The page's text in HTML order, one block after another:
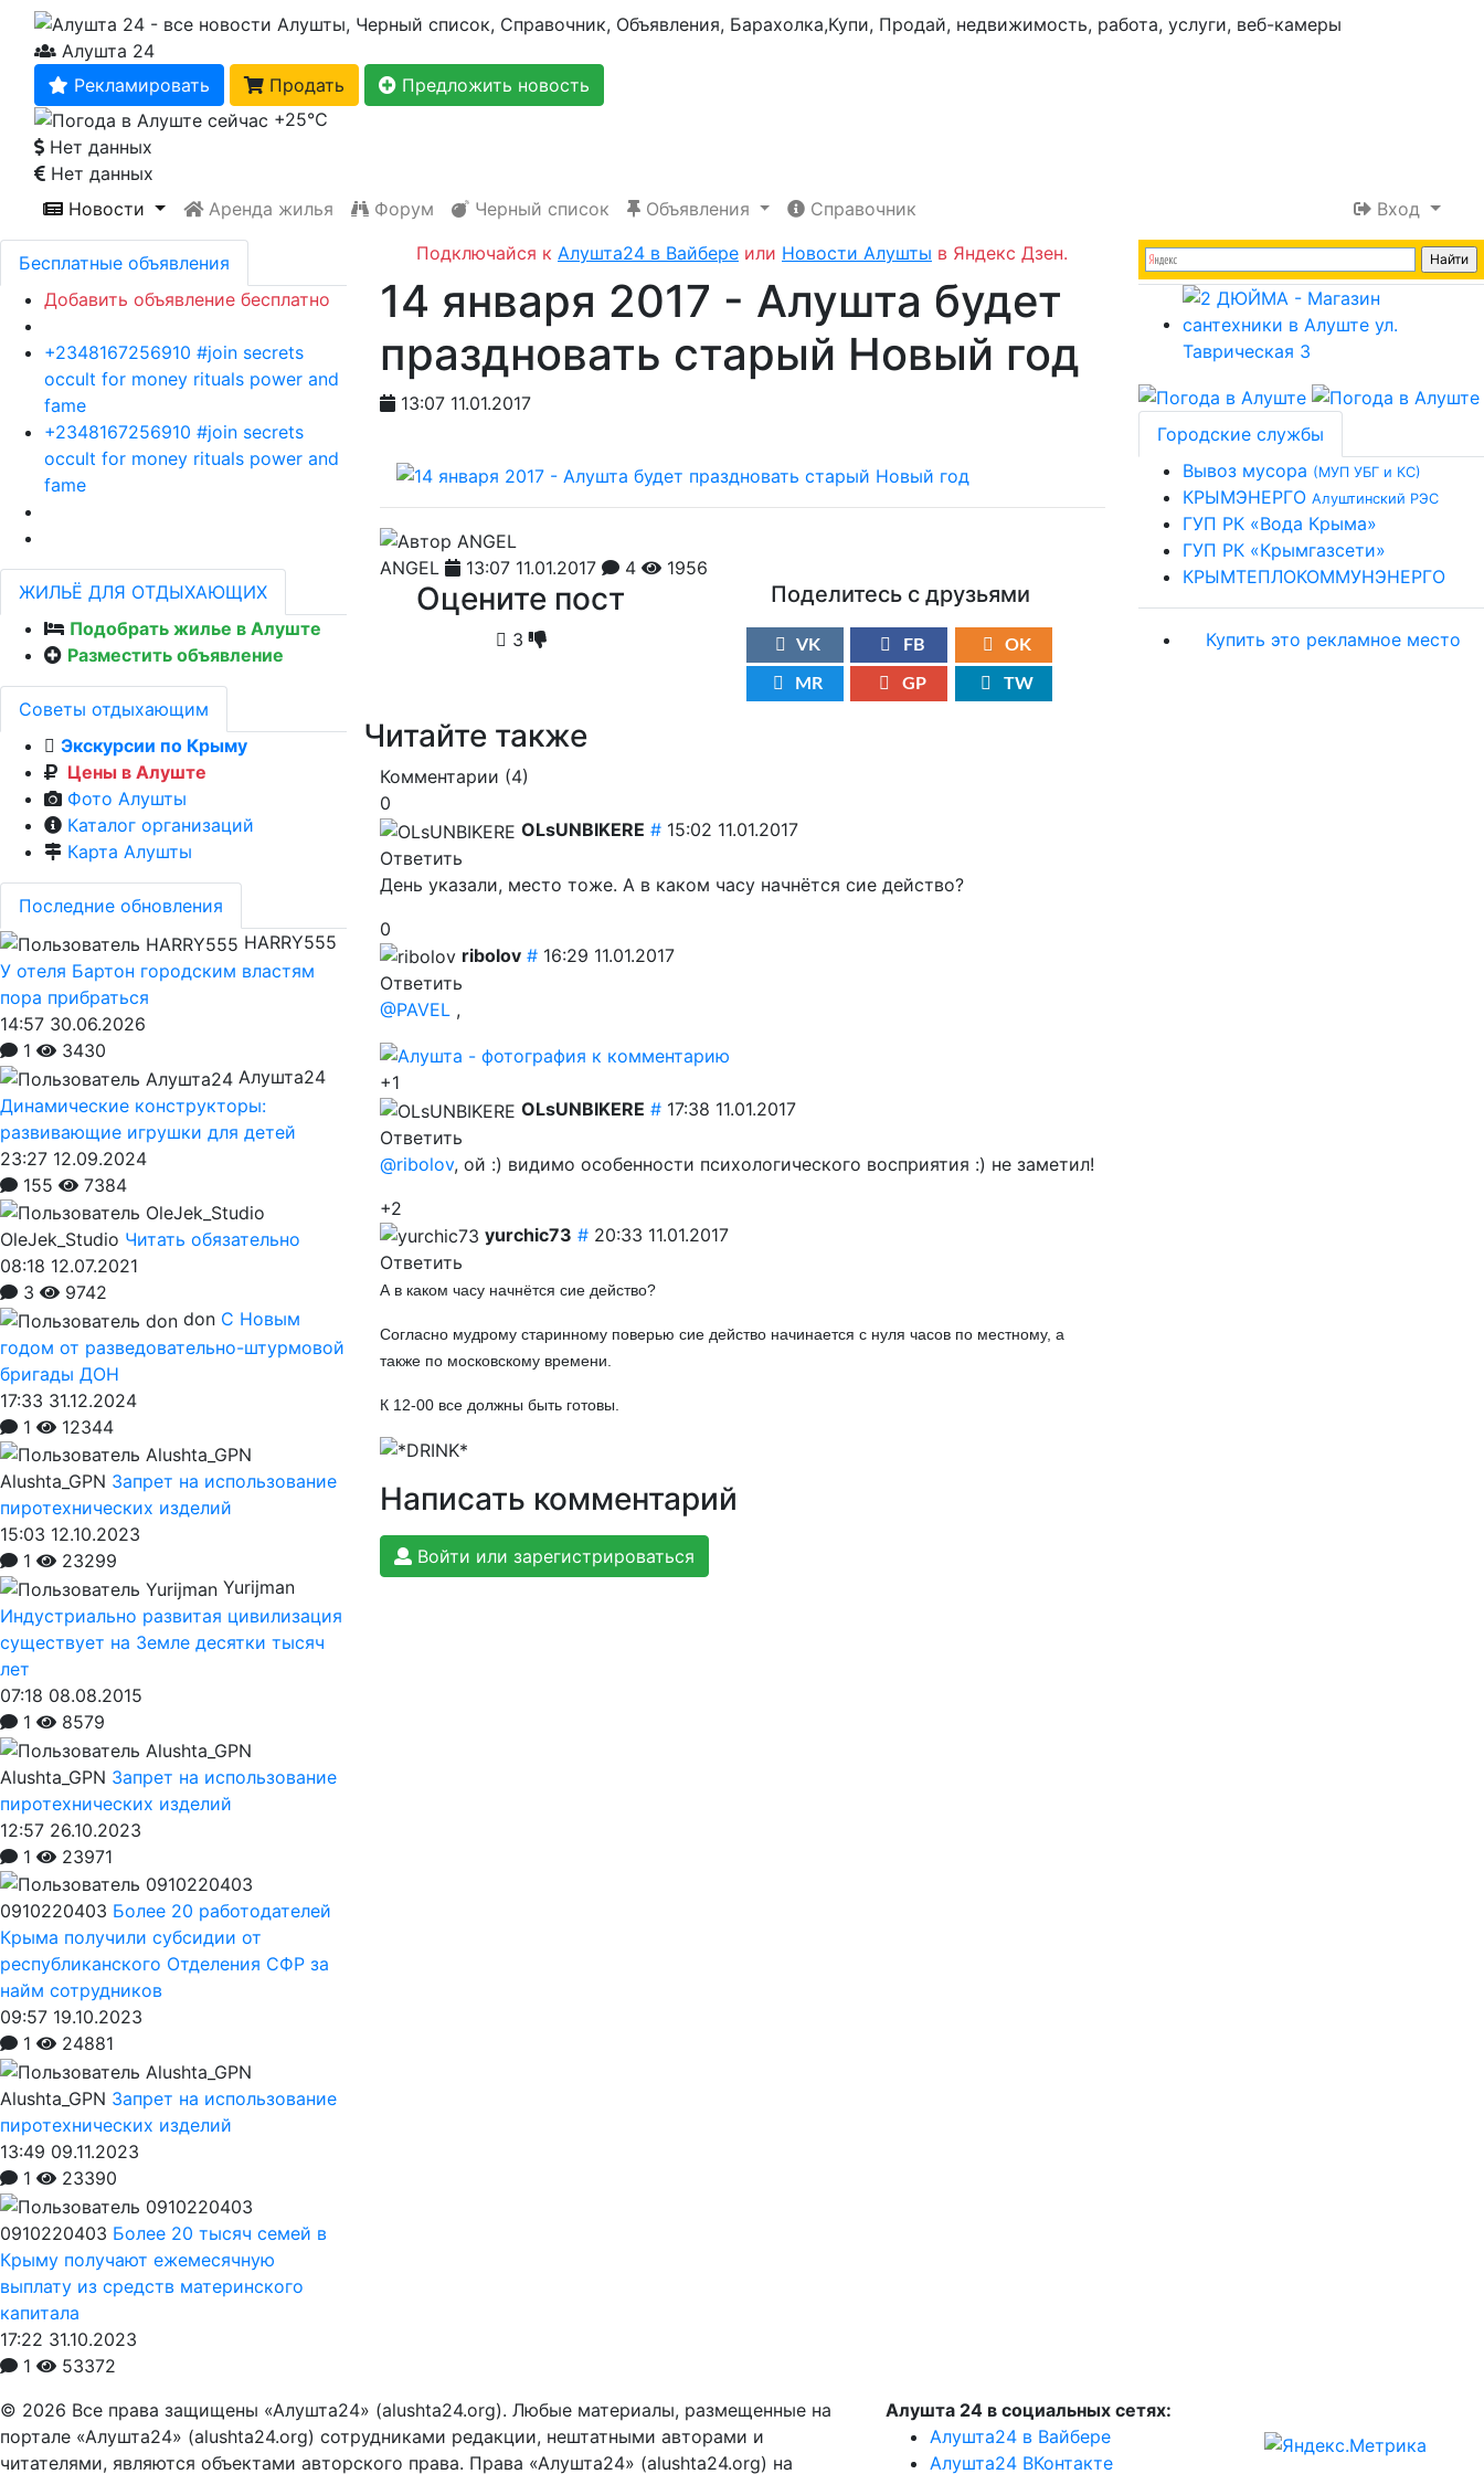
Алушта 24
Рекламировать
Продать
Предложить новость
+25℃
Нет данных
Нет данных
Новости
Аренда жилья Форум Черный список Объявления Справочник
Вход
Подключайся к Алушта24 в Вайбере или Новости Алушты в Яндекс Дзен.
14 января 2017 - Алушта будет
праздновать старый Новый год
13:07 11.01.2017
ANGEL 13:07 11.01.2017 4 1956
Оцените пост
3
Поделитесь с друзьями
VK FB OK
MR GP TW
Читайте также
Комментарии (4)
0
OLsUNBIKERE # 15:02 11.01.2017
Ответить
День указали, место тоже. А в каком часу начнётся сие действо?
0
ribolov # 16:29 11.01.2017
Ответить
@PAVEL,
+1
OLsUNBIKERE # 17:38 11.01.2017
Ответить
@ribolov, ой :) видимо особенности психологического восприятия :) не заметил!
+2
yurchic73 # 20:33 11.01.2017
Ответить
А в каком часу начнётся сие действо?
Согласно мудрому старинному поверью сие действо начинается с нуля часов по местному, а
также по московскому времени.
К 12-00 все должны быть готовы.
Написать комментарий
Войти или зарегистрироваться
Бесплатные объявления
Добавить объявление бесплатно
+2348167256910 #join secrets
occult for money rituals power and
fame
+2348167256910 #join secrets
occult for money rituals power and
fame
ЖИЛЬЁ ДЛЯ ОТДЫХАЮЩИХ
Подобрать жилье в Алуште
Разместить объявление
Советы отдыхающим
Экскурсии по Крыму
Цены в Алуште
Фото Алушты
Каталог организаций
Карта Алушты
Последние обновления
HARRY555
У отеля Бартон городским властям
пора прибраться
14:57 30.06.2026
1
3430
Алушта24
Динамические конструкторы:
развивающие игрушки для детей
23:27 12.09.2024
155
7384
OleJek_Studio Читать обязательно
08:18 12.07.2021
3
9742
don С Новым
годом от разведовательно-штурмовой
бригады ДОН
17:33 31.12.2024
1
12344
Alushta_GPN Запрет на использование
пиротехнических изделий
15:03 12.10.2023
1
23299
Yurijman
Индустриально развитая цивилизация
существует на Земле десятки тысяч
лет
07:18 08.08.2015
1
8579
Alushta_GPN Запрет на использование
пиротехнических изделий
12:57 26.10.2023
1
23971
0910220403 Более 20 работодателей
Крыма получили субсидии от
республиканского Отделения СФР за
найм сотрудников
09:57 19.10.2023
1
24881
Alushta_GPN Запрет на использование
пиротехнических изделий
13:49 09.11.2023
1
23390
0910220403 Более 20 тысяч семей в
Крыму получают ежемесячную
выплату из средств материнского
капитала
17:22 31.10.2023
1
53372
Городские службы
Вывоз мусора (МУП УБГ и КС)
КРЫМЭНЕРГО Алуштинский РЭС
ГУП РК «Вода Крыма»
ГУП РК «Крымгазсети»
КРЫМТЕПЛОКОММУНЭНЕРГО
Купить это рекламное место
© 2026 Все права защищены «Алушта24» (alushta24.org). Любые материалы, размещенные на
портале «Алушта24» (alushta24.org) сотрудниками редакции, нештатными авторами и
читателями, являются объектами авторского права. Права «Алушта24» (alushta24.org) на
Алушта 24 в социальных сетях:
Алушта24 в Вайбере
Алушта24 ВКонтакте